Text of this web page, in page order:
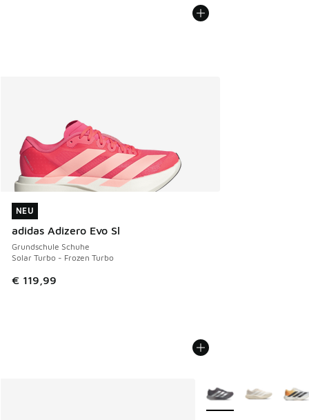
NEU
adidas Adizero Evo Sl
Grundschule Schuhe
Solar Turbo - Frozen Turbo
€ 119,99
NEU
Weitere Farben